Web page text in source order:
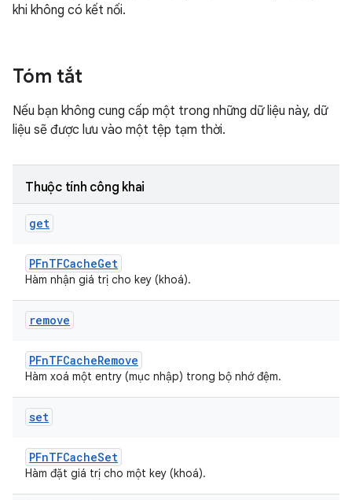
khi không có kết nối.
Tóm tắt
Nếu bạn không cung cấp một trong những dữ liệu này, dữ
liệu sẽ được lưu vào một tệp tạm thời.
Thuộc tính công khai
get
PFnTFCacheGet
Hàm nhận giá trị cho key (khoá).
remove
PFnTFCacheRemove
Hàm xoá một entry (mục nhập) trong bộ nhớ đệm.
set
PFnTFCacheSet
Hàm đặt giá trị cho một key (khoá).